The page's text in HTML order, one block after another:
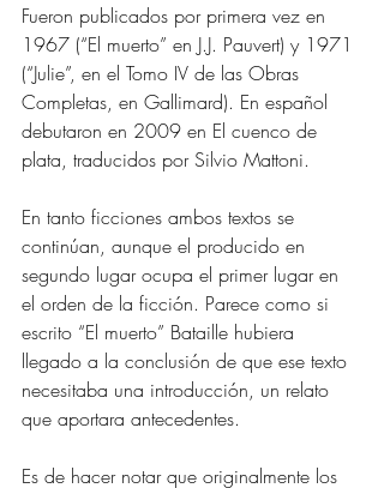
Fueron publicados por primera vez en
1967 (“El muerto” en J.J. Pauvert) y 1971
(“Julie”, en el Tomo IV de las Obras
Completas, en Gallimard). En español
debutaron en 2009 en El cuenco de
plata, traducidos por Silvio Mattoni.
En tanto ficciones ambos textos se
continúan, aunque el producido en
segundo lugar ocupa el primer lugar en
el orden de la ficción. Parece como si
escrito “El muerto” Bataille hubiera
llegado a la conclusión de que ese texto
necesitaba una introducción, un relato
que aportara antecedentes.
Es de hacer notar que originalmente los